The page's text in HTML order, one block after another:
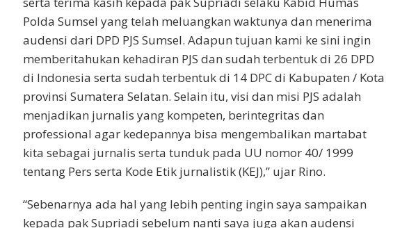
Polda Sumsel yang telah meluangkan waktunya dan menerima
audensi dari DPD PJS Sumsel. Adapun tujuan kami ke sini ingin
memberitahukan kehadiran PJS dan sudah terbentuk di 26 DPD
di Indonesia serta sudah terbentuk di 14 DPC di Kabupaten / Kota
provinsi Sumatera Selatan. Selain itu, visi dan misi PJS adalah
menjadikan jurnalis yang kompeten, berintegritas dan
professional agar kedepannya bisa mengembalikan martabat
kita sebagai jurnalis serta tunduk pada UU nomor 40/ 1999
tentang Pers serta Kode Etik jurnalistik (KEJ),” ujar Rino.
“Sebenarnya ada hal yang lebih penting ingin saya sampaikan
kepada pak Supriadi sebelum nanti saya juga akan audensi